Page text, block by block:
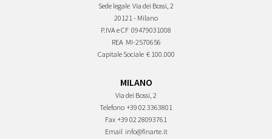
Sede legale Via dei Bossi, 2
20121 - Milano
P.IVA e CF 09479031008
REA MI-2570656
Capitale Sociale € 100.000
MILANO
Via dei Bossi, 2
Telefono +39 02 3363801
Fax +39 02 28093761
Email info@finarte.it